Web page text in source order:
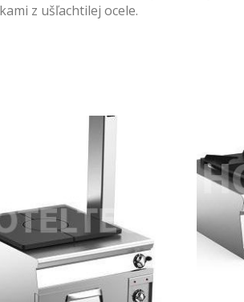
z ušľachtilej ocele.